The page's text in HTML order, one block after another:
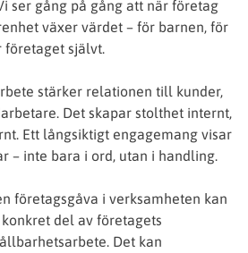
ser gång på gång att när företag
växer värdet – för barnen, för
företaget självt.
stärker relationen till kunder,
Det skapar stolthet internt,
Ett långsiktigt engagemang visar
– inte bara i ord, utan i handling.
företagsgåva i verksamheten kan
del av företagets
Det kan